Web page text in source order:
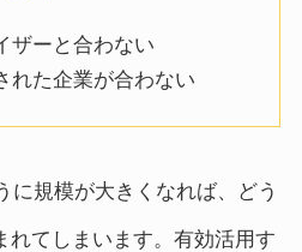
ザーと合わない
れた企業が合わない
に規模が大きくなれば、どう
れてしまいます。有効活用す